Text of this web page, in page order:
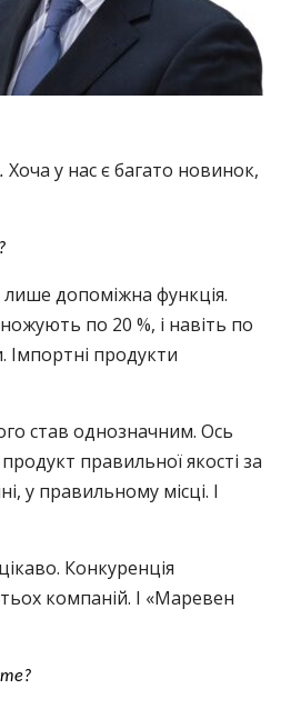
Хоча у нас є багато новинок,
допоміжна функція.
по 20 %, і навіть по
продукти
став однозначним. Ось
правильної якості за
у правильному місці. І
Конкуренція
компаній. І «Маревен